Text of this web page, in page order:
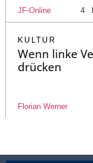
JF-Online 4
KULTUR
Wenn linke
drücken
Florian Werner